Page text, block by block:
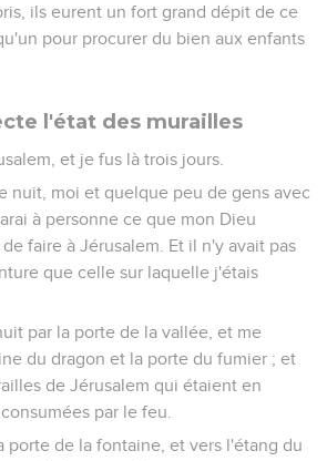
ils eurent un fort grand dépit de ce
pour procurer du bien aux enfants
l'état des murailles
et je fus là trois jours.
nuit, moi et quelque peu de gens avec
à personne ce que mon Dieu
faire à Jérusalem. Et il n'y avait pas
que celle sur laquelle j'étais
par la porte de la vallée, et me
du dragon et la porte du fumier ; et
de Jérusalem qui étaient en
par le feu.
porte de la fontaine, et vers l'étang du